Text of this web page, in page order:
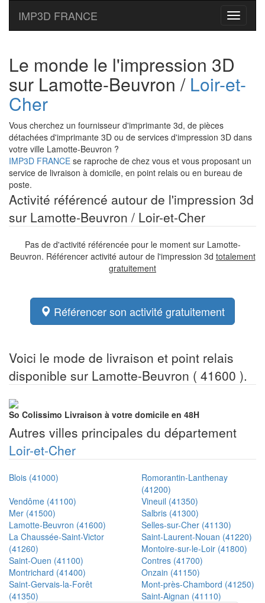
Toggle
IMP3D FRANCE
Le monde le l'impression 3D
sur Lamotte-Beuvron / Loir-et-
Cher
Vous cherchez un fournisseur d'imprimante 3d, de pièces
détachées d'imprimante 3D ou de services d'impression 3D dans
votre ville Lamotte-Beuvron ?
IMP3D FRANCE se raproche de chez vous et vous proposant un
service de livraison à domicile, en point relais ou en bureau de
poste.
Activité référencé autour de l'impression 3d
sur Lamotte-Beuvron / Loir-et-Cher
Pas de d'activité référencée pour le moment sur Lamotte-
Beuvron. Référencer activité autour de l'impression 3d totalement
gratuitement
Référencer son activité gratuitement
Voici le mode de livraison et point relais
disponible sur Lamotte-Beuvron ( 41600 ).
So Colissimo Livraison à votre domicile en 48H
Autres villes principales du département
Loir-et-Cher
Blois (41000)
Romorantin-Lanthenay
(41200)
Vendôme (41100)
Vineuil (41350)
Mer (41500)
Salbris (41300)
Lamotte-Beuvron (41600)
Selles-sur-Cher (41130)
La Chaussée-Saint-Victor
(41260)
Saint-Laurent-Nouan (41220)
Montoire-sur-le-Loir (41800)
Saint-Ouen (41100)
Contres (41700)
Montrichard (41400)
Onzain (41150)
Saint-Gervais-la-Forêt
(41350)
Mont-près-Chambord (41250)
Saint-Aignan (41110)